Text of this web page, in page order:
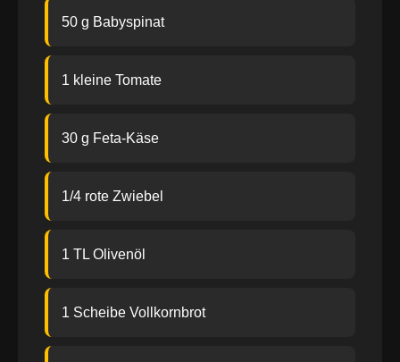
50 g Babyspinat
1 kleine Tomate
30 g Feta-Käse
1/4 rote Zwiebel
1 TL Olivenöl
1 Scheibe Vollkornbrot